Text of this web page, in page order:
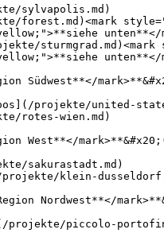
sylvapolis.md)
unten**</
Südwest**</
projekte/united-
rotes-wien.md)
West**</
sakurastadt.md)
klein-
Nordwest**</
piccolo-